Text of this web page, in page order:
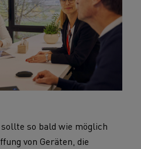
so bald wie möglich
von Geräten, die